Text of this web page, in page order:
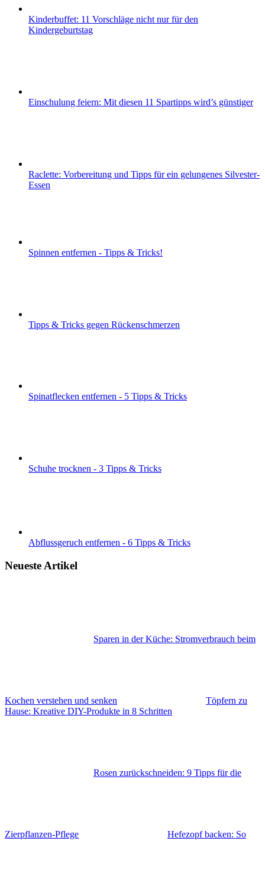
Kinderbuffet: 11 Vorschläge nicht nur für den
Kindergeburtstag
Einschulung feiern: Mit diesen 11 Spartipps wird’s günstiger
Raclette: Vorbereitung und Tipps für ein gelungenes Silvester-
Essen
Spinnen entfernen - Tipps & Tricks!
Tipps & Tricks gegen Rückenschmerzen
Spinatflecken entfernen - 5 Tipps & Tricks
Schuhe trocknen - 3 Tipps & Tricks
Abflussgeruch entfernen - 6 Tipps & Tricks
Neueste Artikel
Sparen in der Küche: Stromverbrauch beim
Kochen verstehen und senken
Töpfern zu
Hause: Kreative DIY-Produkte in 8 Schritten
Rosen zurückschneiden: 9 Tipps für die
Zierpflanzen-Pflege Hefezopf backen: So